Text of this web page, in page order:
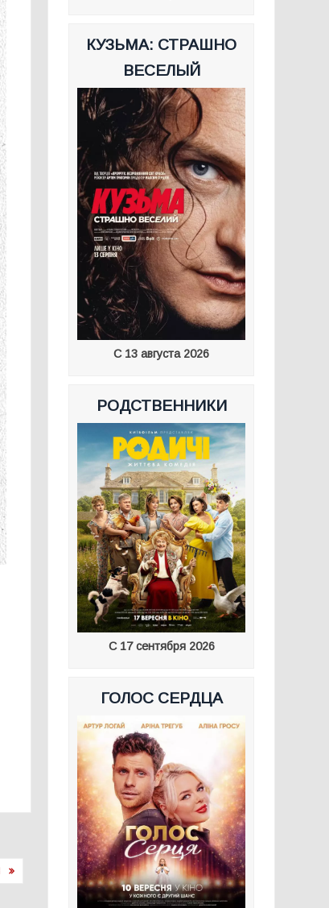
КУЗЬМА: СТРАШНО
ВЕСЕЛЫЙ
С 13 августа 2026
РОДСТВЕННИКИ
С 17 сентября 2026
ГОЛОС СЕРДЦА